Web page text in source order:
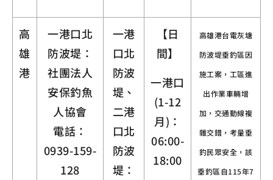
高
雄
港
一港口北
防波堤：
社團法人
安保釣魚
人協會
電話：
0939-159-
128
一港
口北
防波
堤、
二港
口北
防波
堤：
【日
間】
一港口
(1-12
月)：
06:00-
18:00
高雄港台電灰塘
防波堤垂釣區因
施工案，工區進
出作業車輛增
加，交通動線複
雜交錯，考量垂
釣民眾安全，該
垂釣區自115年7